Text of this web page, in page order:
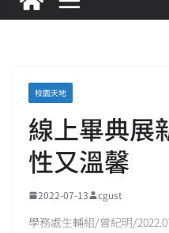
校園天地
線上畢典展
性又溫馨
2022-07-13 cgust
學務處生輔組/曾紀明/